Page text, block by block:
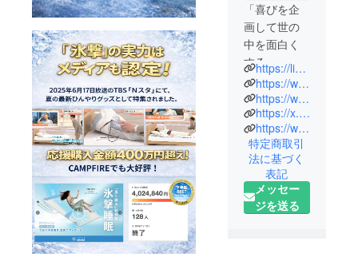
「喜びを企
画して世の
中を面白く
する」
時代が目ま
ぐるしく変
化する近
年。
それでも
人々にとっ
て「喜び」
https://lin.ee/PSVjZRs
https://www.instagram.com/lplu_sofficial?igsh=cjExaW01bmloZWZm
https://www.tiktok.com/@l276438?_r=1&_t=ZS-92tPaIPMVhF
https://x.com/Lplus_official
https://www.facebook.com/profile.php?id=61585894756788
特定商取引
法に基づく
表記
メッセー
ジを送る